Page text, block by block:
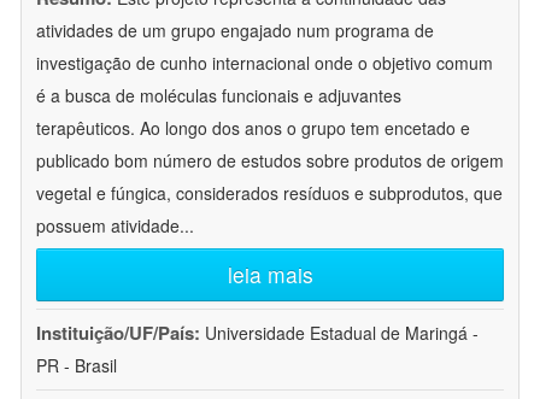
atividades de um grupo engajado num programa de
investigação de cunho internacional onde o objetivo comum
é a busca de moléculas funcionais e adjuvantes
terapêuticos. Ao longo dos anos o grupo tem encetado e
publicado bom número de estudos sobre produtos de origem
vegetal e fúngica, considerados resíduos e subprodutos, que
possuem atividade...
leia mais
Instituição/UF/País: Universidade Estadual de Maringá -
PR - Brasil